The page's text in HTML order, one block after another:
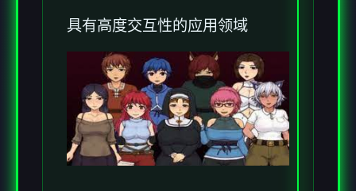
具有高度交互性的应用领域